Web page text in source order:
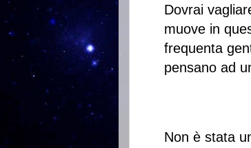
Dovrai
muove in
frequenta
pensano ad
Non è stata